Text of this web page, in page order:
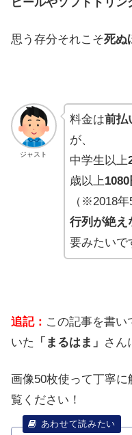
ビールやソフトドリン
思う存分それこそ死ぬ
ジャスト
料金は前払
が、
中学生以上
歳以上1080
（※2018年
行列が絶え
要みたいで
追記： この記事を書い
いた
「まるはま」 さん
画像50枚使って丁寧
覧ください！